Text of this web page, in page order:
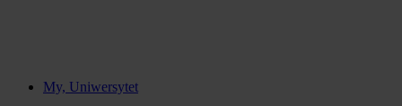
My, Uniwersytet